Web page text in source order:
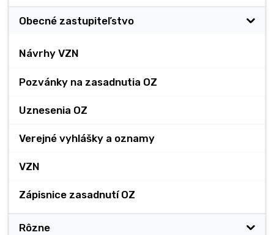
Obecné zastupiteľstvo
Návrhy VZN
Pozvánky na zasadnutia OZ
Uznesenia OZ
Verejné vyhlášky a oznamy
VZN
Zápisnice zasadnutí OZ
Rôzne